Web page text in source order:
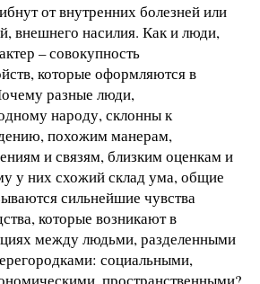
от внутренних болезней или
внешнего насилия. Как и люди,
– совокупность
которые оформляются в
разные люди,
народу, склонны к
похожим манерам,
и связям, близким оценкам и
у них схожий склад ума, общие
сильнейшие чувства
которые возникают в
между людьми, разделенными
социальными,
пространственными?